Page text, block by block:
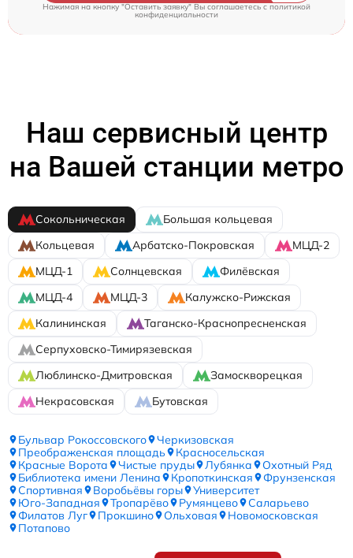
Нажимая на кнопку "Оставить заявку" Вы соглашаетесь cполитикой
конфиденциальности
Наш сервисный центр
на Вашей станции метро
Сокольническая
Большая кольцевая
Кольцевая
Арбатско-Покровская
МЦД-2
МЦД-1
Солнцевская
Филёвская
МЦД-4
МЦД-3
Калужско-Рижская
Калининская
Таганско-Краснопресненская
Серпуховско-Тимирязевская
Люблинско-Дмитровская
Замоскворецкая
Некрасовская
Бутовская
Бульвар Рокоссовского
Черкизовская
Преображенская площадь
Красносельская
Красные Ворота
Чистые пруды Лубянка
Охотный Ряд
Библиотека имени Ленина
Кропоткинская
Фрунзенская
Спортивная
Воробьёвы горы
Университет
Юго-Западная
Тропарёво Румянцево
Саларьево
Филатов Луг
Прокшино Ольховая
Новомосковская
Потапово